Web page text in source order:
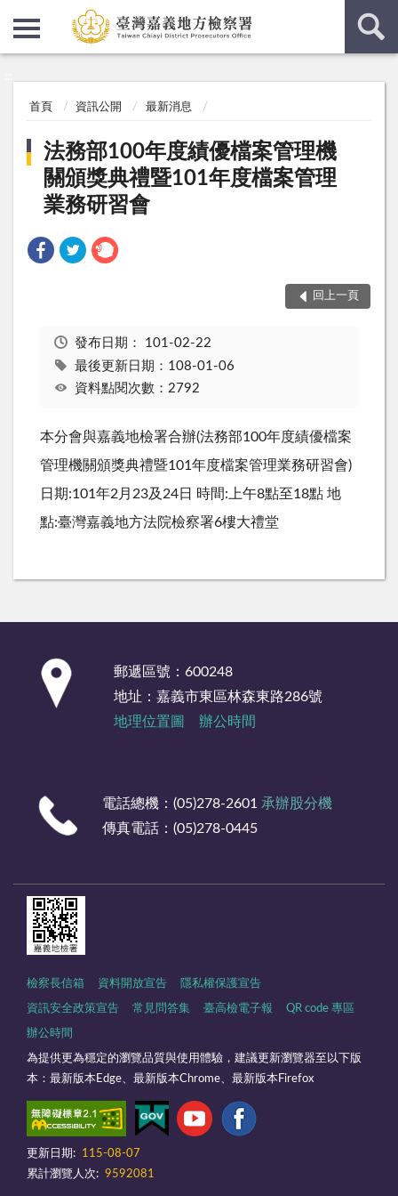
首頁 資訊公開 最新消息
法務部100年度績優檔案管理機
關頒獎典禮暨101年度檔案管理
業務研習會
回上一頁
發布日期： 101-02-22
最後更新日期：108-01-06
資料點閱次數：2792
本分會與嘉義地檢署合辦(法務部100年度績優檔案
管理機關頒獎典禮暨101年度檔案管理業務研習會)
日期:101年2月23及24日 時間:上午8點至18點 地
點:臺灣嘉義地方法院檢察署6樓大禮堂
郵遞區號：600248
地址：嘉義市東區林森東路286號
地理位置圖
辦公時間
電話總機：(05)278-2601 承辦股分機
傳真電話：(05)278-0445
檢察長信箱 資料開放宣告 隱私權保護宣告
資訊安全政策宣告 常見問答集 臺高檢電子報 QR code 專區
辦公時間
為提供更為穩定的瀏覽品質與使用體驗，建議更新瀏覽器至以下版
本：最新版本Edge、最新版本Chrome、最新版本Firefox
更新日期:
115-08-07
累計瀏覽人次: 9592081